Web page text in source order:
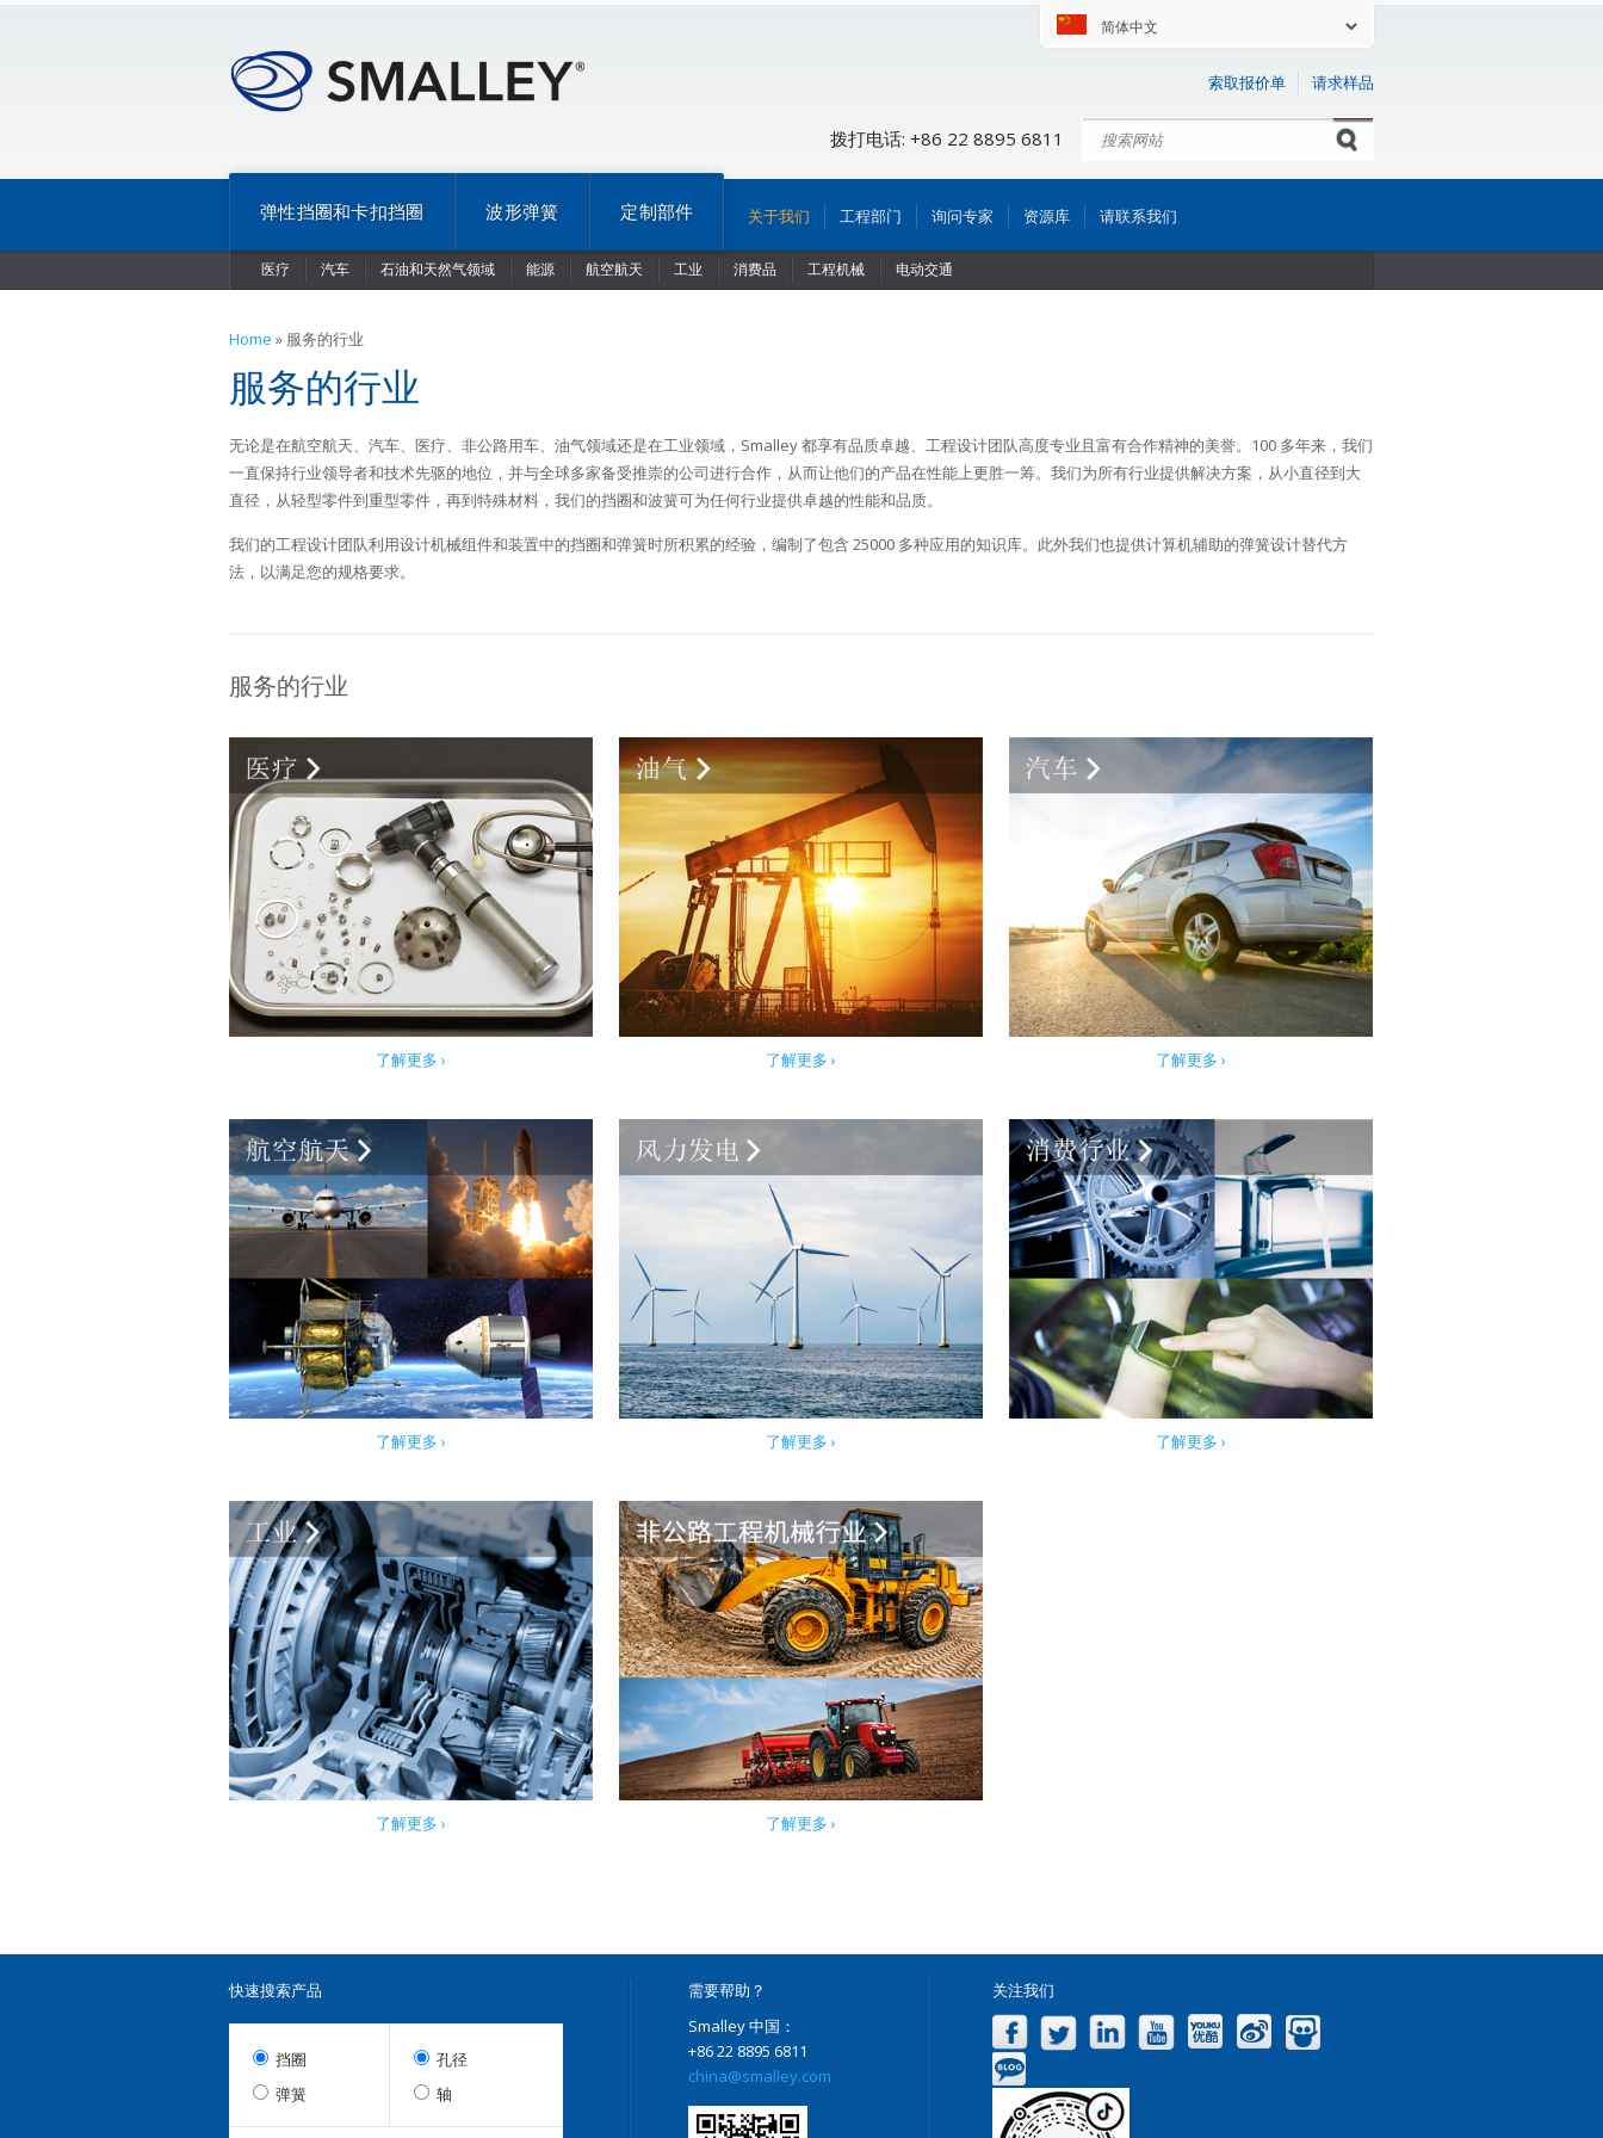
索取报价单 请求样品
拨打电话: +86 22 8895 6811 Search form
搜索
弹性挡圈和卡扣挡圈 波形弹簧 定制部件 关于我们 工程部门 询问专家 资源库 请联系我们
医疗 汽车 石油和天然气领域 能源 航空航天 工业 消费品 工程机械 电动交通
Home » 服务的行业
服务的行业
无论是在航空航天、汽车、医疗、非公路用车、油气领域还是在工业领域，Smalley 都享有品质卓越、工程设计团队高度专业且富有合作精神的美誉。100 多年来，我们
一直保持行业领导者和技术先驱的地位，并与全球多家备受推崇的公司进行合作，从而让他们的产品在性能上更胜一筹。我们为所有行业提供解决方案，从小直径到大
直径，从轻型零件到重型零件，再到特殊材料，我们的挡圈和波簧可为任何行业提供卓越的性能和品质。
我们的工程设计团队利用设计机械组件和装置中的挡圈和弹簧时所积累的经验，编制了包含 25000 多种应用的知识库。此外我们也提供计算机辅助的弹簧设计替代方
法，以满足您的规格要求。
服务的行业
了解更多 › 了解更多 › 了解更多 ›
了解更多 › 了解更多 › 了解更多 ›
了解更多 › 了解更多 ›
快速搜索产品
挡圈
弹簧
孔径
轴
需要帮助？
Smalley 中国：
+86 22 8895 6811
china@smalley.com
关注我们
FacebookTwitter LinkedIn